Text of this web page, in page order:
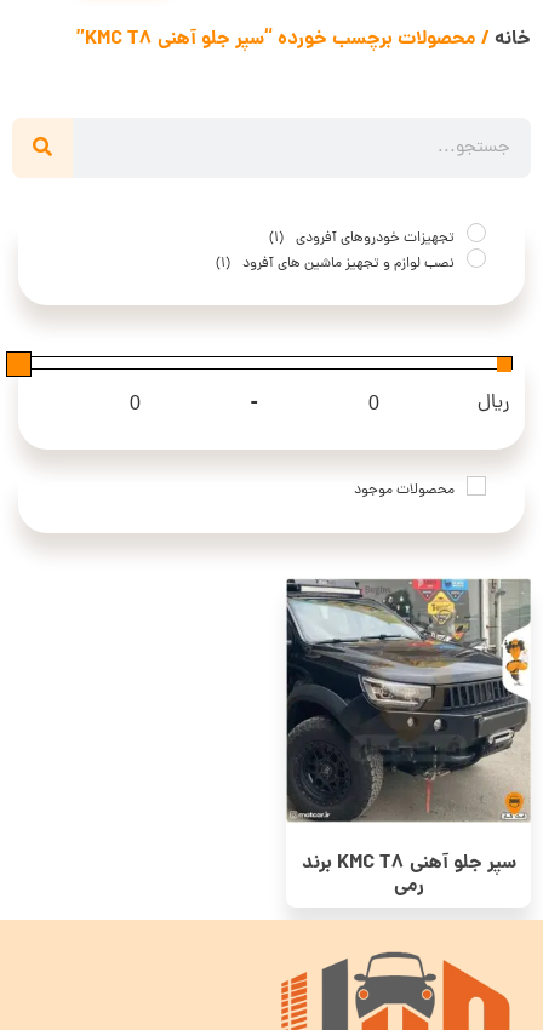
خانه / محصولات برچسب خورده “سپر جلو آهنی KMC T8”
تجهیزات خودروهای آفرودی (1)
نصب لوازم و تجهیز ماشین های آفرود (1)
ریال Minimum Price
-
Maximum Price
محصولات موجود
سپر جلو آهنی KMC T8 برند
رمی